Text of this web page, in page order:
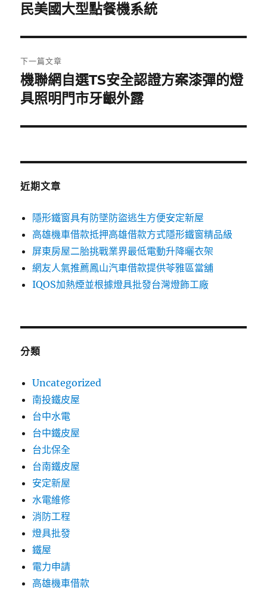
導
覽
一
文
章:
民美國大型點餐機系統
下一篇文章
下
一
文
機聯網自選TS安全認證方案漆彈的燈
具照明門市牙齦外露
近期文章
隱形鐵窗具有防墜防盜逃生方便安定新屋
高雄機車借款抵押高雄借款方式隱形鐵窗精品級
屏東房屋二胎挑戰業界最低電動升降曬衣架
網友人氣推薦鳳山汽車借款提供苓雅區當舖
IQOS加熱煙並根據燈具批發台灣燈飾工廠
分類
Uncategorized
南投鐵皮屋
台中水電
台中鐵皮屋
台北保全
台南鐵皮屋
安定新屋
水電維修
消防工程
燈具批發
鐵屋
電力申請
高雄機車借款